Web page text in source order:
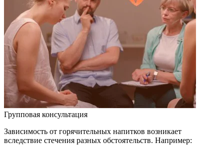
Групповая консультация
Зависимость от горячительных напитков возникает
вследствие стечения разных обстоятельств. Например: